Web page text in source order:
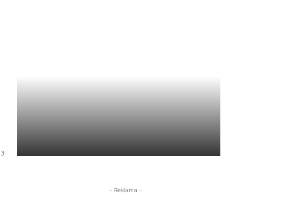
3
- Reklama -